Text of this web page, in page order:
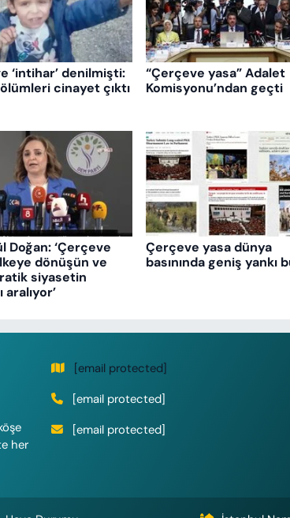
‘intihar’ denilmişti:
cinayet çıktı
“Çerçeve yasa” Adalet
Komisyonu’ndan geçti
Doğan: ‘Çerçeve
dönüşün ve
siyasetin
aralıyor’
Çerçeve yasa dünya
basınında geniş yankı
her
[email protected]
[email protected]
[email protected]